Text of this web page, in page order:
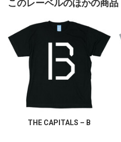
このレーベルのほかの商品
THE CAPITALS – B